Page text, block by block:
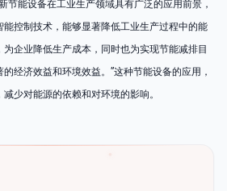
节能设备在工业生产领域具有广泛的应用前景，
控制技术，能够显著降低工业生产过程中的能
企业降低生产成本，同时也为实现节能减排目
经济效益和环境效益。”这种节能设备的应用，
少对能源的依赖和对环境的影响。